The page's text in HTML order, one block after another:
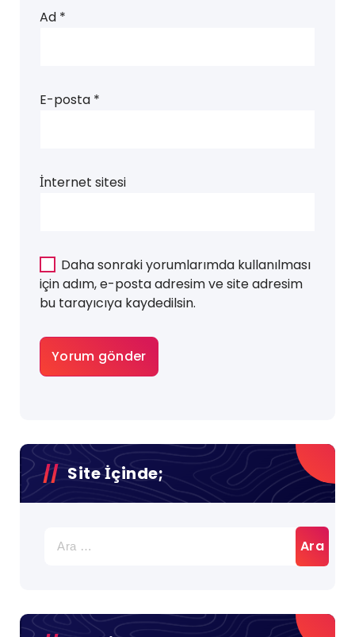
Ad *
E-posta *
İnternet sitesi
Daha sonraki yorumlarımda kullanılması
için adım, e-posta adresim ve site adresim
bu tarayıcıya kaydedilsin.
Site İçinde;